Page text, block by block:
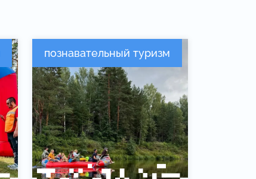
познавательный туризм